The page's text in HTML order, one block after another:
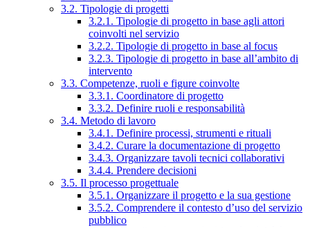
3.2. Tipologie di progetti
3.2.1. Tipologie di progetto in base agli attori
coinvolti nel servizio
3.2.2. Tipologie di progetto in base al focus
3.2.3. Tipologie di progetto in base all’ambito di
intervento
3.3. Competenze, ruoli e figure coinvolte
3.3.1. Coordinatore di progetto
3.3.2. Definire ruoli e responsabilità
3.4. Metodo di lavoro
3.4.1. Definire processi, strumenti e rituali
3.4.2. Curare la documentazione di progetto
3.4.3. Organizzare tavoli tecnici collaborativi
3.4.4. Prendere decisioni
3.5. Il processo progettuale
3.5.1. Organizzare il progetto e la sua gestione
3.5.2. Comprendere il contesto d’uso del servizio
pubblico